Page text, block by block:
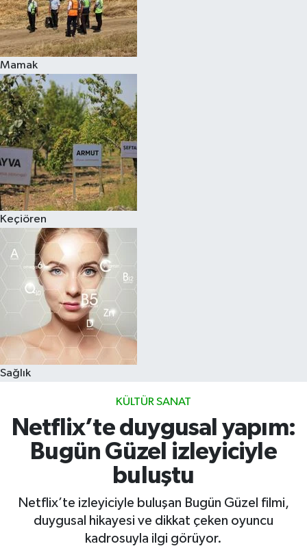
Mamak
Keçiören
Sağlık
KÜLTÜR SANAT
Netflix’te duygusal yapım:
Bugün Güzel izleyiciyle
buluştu
Netflix’te izleyiciyle buluşan Bugün Güzel filmi,
duygusal hikayesi ve dikkat çeken oyuncu
kadrosuyla ilgi görüyor.